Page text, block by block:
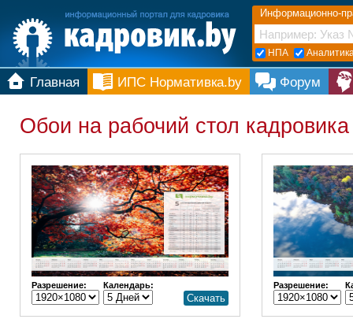
Информационно-
НПА
Главная ИПС Нормативка.by Форум
Обои на рабочий стол кадровика
Скачать
Разрешение: Календарь: Разрешение: